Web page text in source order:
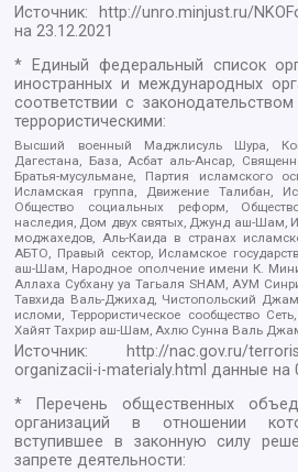
Источник: http://unro.minjust.ru/
на23.12.2021
* Единый федеральный список
иностранных и международных
соответствии с
террористическими:
Высший военный Маджлисуль Шура,
Дагестана, База, Асбат аль-Ансар,
Братья-мусульмане, Партия исламского
Исламская группа, Движение Талибан,
Общество социальных реформ,
наследия, Дом двух святых, Джунд аш-Шам,
моджахедов, Аль-Каида в странах
АБТО, Правый сектор, Исламское
аш-Шам, Народное ополчение имени К.
Аллаха Субхану уа Тагьаля SHAM, АУМ
Тавхида Валь-Джихад, Чистопольский
исломи, Террористическое сообщество
Хайят Тахрир аш-Шам, Ахлю Сунна Валь
Источник:
http://nac.gov.ru/
organizacii-i-materialy.html данные на
* Перечень общественных
организаций в отношении
вступившее в законную силу
запрете деятельности: